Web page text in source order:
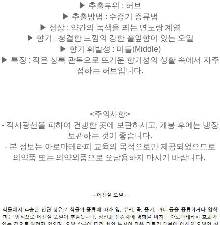
▶ 추출부위 : 허브
▶ 추출방법 : 수증기 증류법
▶ 성상 : 약간의 녹색을 띄는 연노랑 계열
▶ 향기 : 청결한 느낌의 강한 풀잎향이 있는 오일
▶ 향기 휘발성 : 미들(Middle)
▶ 특징 : 작은 상록 관목으로 뜨거운 향기성의 생활 속에서 자주
접하는 허브입니다.
<주의사항>
- 직사광선을 피하여 건냉한 곳에 보관하시고, 개봉 후에는 냉장
보관하는 것이 좋습니다.
- 본 정보는 아로마테라피 교육의 목적으로만 제공되었으므로
의약품 또는 의약외품으로 오남용하지 마시기 바랍니다.